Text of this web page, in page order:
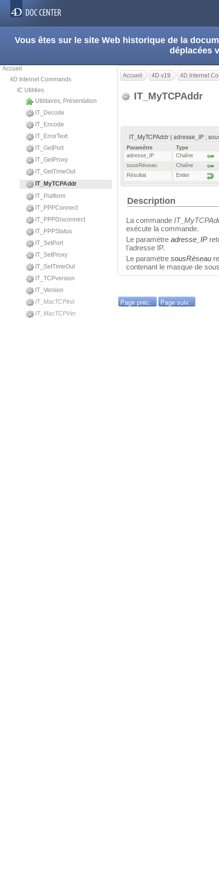
Vous êtes sur le site Web historique de la
déplacées
Accueil
4D Internet Commands
IC Utilities
Utilitaires, Présentation
IT_Decode
IT_Encode
IT_ErrorText
IT_GetPort
IT_GetProxy
IT_GetTimeOut
IT_MyTCPAddr
IT_Platform
IT_PPPConnect
IT_PPPDisconnect
IT_PPPStatus
IT_SetPort
IT_SetProxy
IT_SetTimeOut
IT_TCPversion
IT_Version
IT_MacTCPInit
IT_MacTCPVer
Accueil 4D v19 4D Internet
IT_MyTCPAddr
IT_MyTCPAddr ( adresse_IP ;
Paramètre
Type
adresse_IP
Chaîne
sousRéseau
Chaîne
Résultat
Entier
Description
La commande
exécute la commande.
Le paramètre adresse_IP
l'adresse IP.
Le paramètre sousRéseau
contenant le masque de
Page préc. Page suiv.